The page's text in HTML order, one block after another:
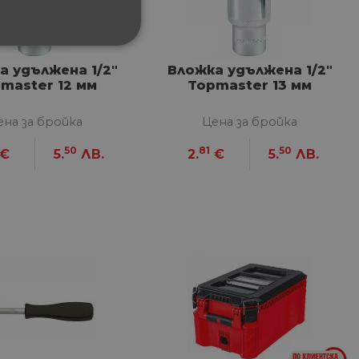
удължена 1/2"
12 мм
за бройка
€ 5.50 ЛВ.
Вложка удължена 1/2"
Topmaster 13 мм
Цена за бройка
2.81 € 5.50 ЛВ.
отчети за